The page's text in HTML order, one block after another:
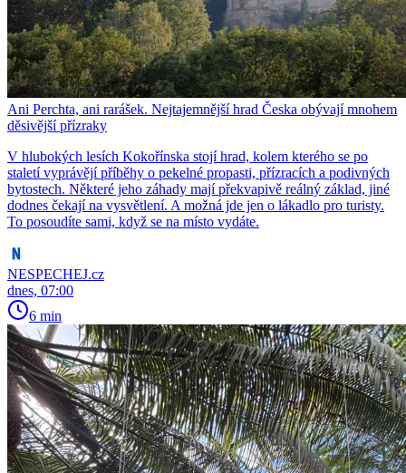
Ani Perchta, ani rarášek. Nejtajemnější hrad Česka obývají mnohem
děsivější přízraky
V hlubokých lesích Kokořínska stojí hrad, kolem kterého se po
staletí vyprávějí příběhy o pekelné propasti, přízracích a podivných
bytostech. Některé jeho záhady mají překvapivě reálný základ, jiné
dodnes čekají na vysvětlení. A možná jde jen o lákadlo pro turisty.
To posoudíte sami, když se na místo vydáte.
NESPECHEJ.cz
dnes, 07:00
6 min